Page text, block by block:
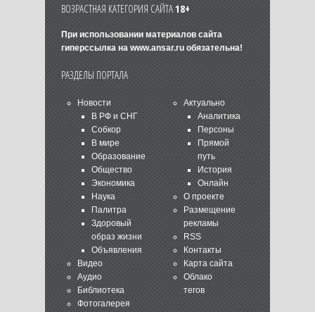
ВОЗРАСТНАЯ КАТЕГОРИЯ САЙТА18+
При использовании материалов сайта
гиперссылка на www.ansar.ruобязательна!
РАЗДЕЛЫ ПОРТАЛА
Новости
В РФ и СНГ
Собкор
В мире
Образование
Общество
Экономика
Наука
Палитра
Здоровый
образ жизни
Объявления
Видео
Аудио
Библиотека
Фотогалерея
Актуально
Аналитика
Персоны
Прямой
путь
История
Онлайн
О проекте
Размещение
рекламы
RSS
Контакты
Карта сайта
Облако
тегов